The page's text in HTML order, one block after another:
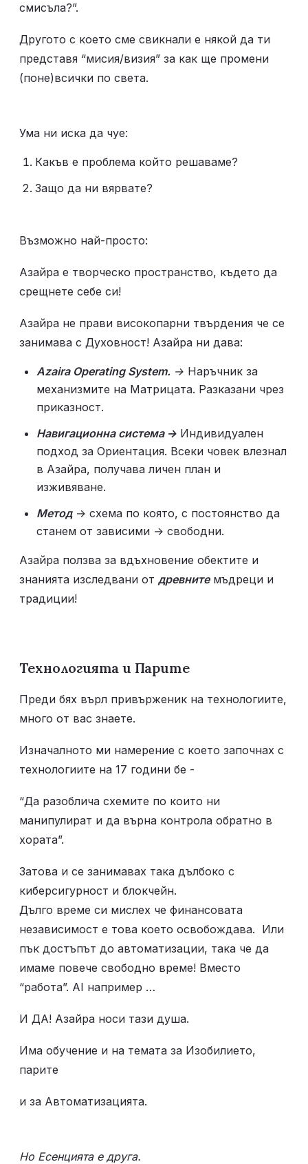
смисъла?”.
Другото с което сме свикнали е някой да ти
представя “мисия/визия” за как ще промени
(поне)всички по света.
Ума ни иска да чуе:
Какъв е проблема който решаваме?
Защо да ни вярвате?
Възможно най-просто:
Азайра е творческо пространство, където да
срещнете себе си!
Азайра не прави високопарни твърдения че се
занимава с Духовност! Азайра ни дава:
Azaira Operating System. → Наръчник за
механизмите на Матрицата. Разказани чрез
приказност.
Навигационна система → Индивидуален
подход за Ориентация. Всеки човек влезнал
в Азайра, получава личен план и
изживяване.
Метод → схема по която, с постоянство да
станем от зависими → свободни.
Азайра ползва за вдъхновение обектите и
знанията изследвани от древните мъдреци и
традиции!
Технологията и Парите
Преди бях върл привърженик на технологиите,
много от вас знаете.
Изначалното ми намерение с което започнах с
технологиите на 17 години бе -
“Да разоблича схемите по които ни
манипулират и да върна контрола обратно в
хората”.
Затова и се занимавах така дълбоко с
киберсигурност и блокчейн.
Дълго време си мислех че финансовата
независимост е това което освобождава.  Или
пък достъпът до автоматизации, така че да
имаме повече свободно време! Вместо
“работа”. AI например …
И ДА! Азайра носи тази душа.
Има обучение и на темата за Изобилието,
парите
и за Автоматизацията.
Но Есенцията е друга.